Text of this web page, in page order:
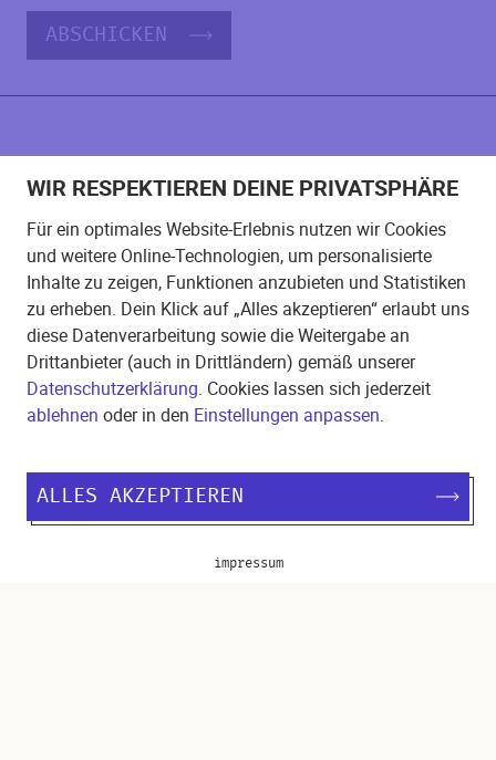
WIR RESPEKTIEREN DEINE PRIVATSPHÄRE
Für ein optimales Website-Erlebnis nutzen wir Cookies
und weitere Online-Technologien, um personalisierte
Inhalte zu zeigen, Funktionen anzubieten und Statistiken
zu erheben. Dein Klick auf „Alles akzeptieren“ erlaubt uns
diese Datenverarbeitung sowie die Weitergabe an
Drittanbieter (auch in Drittländern) gemäß unserer
Datenschutzerklärung. Cookies lassen sich jederzeit
ablehnen oder in den Einstellungen anpassen.
ALLES AKZEPTIEREN
impressum
ABSCHICKEN
KONTAKT
ECHO POSTER Promotion Agentur
Schillerpromenade 39
12049Berlin,Germany
Auf der Karte anzeigen
E-mail
Telefon
+49 30 5557 1427